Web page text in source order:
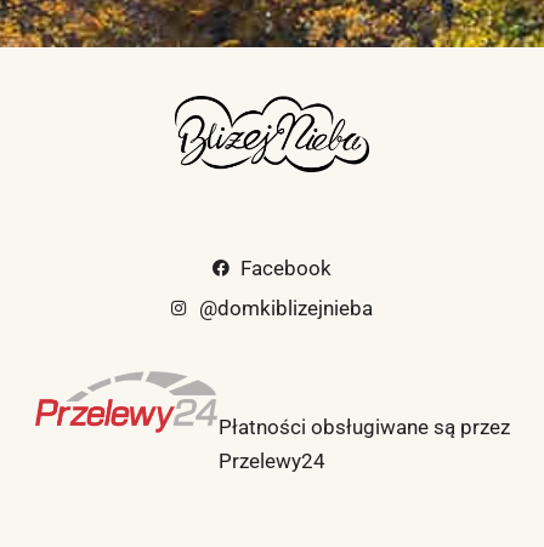
Facebook
@domkiblizejnieba
Płatności obsługiwane są przez
Przelewy24